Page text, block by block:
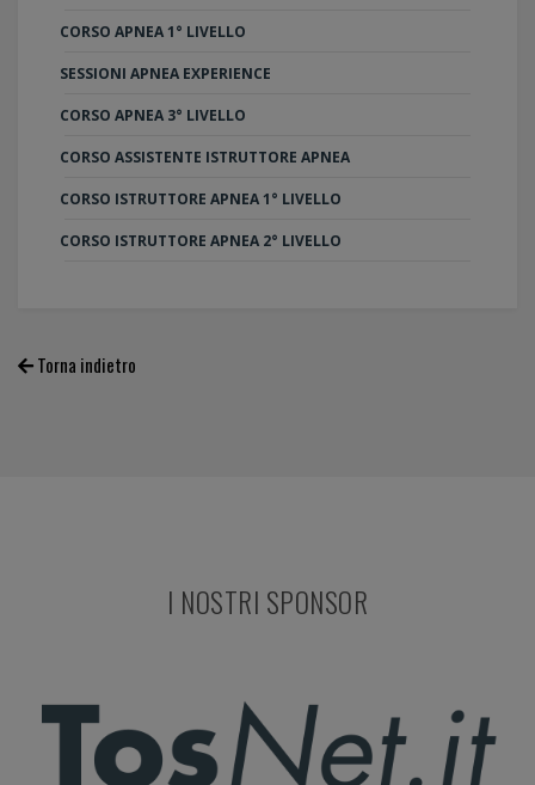
CORSO APNEA 1° LIVELLO
SESSIONI APNEA EXPERIENCE
CORSO APNEA 3° LIVELLO
CORSO ASSISTENTE ISTRUTTORE APNEA
CORSO ISTRUTTORE APNEA 1° LIVELLO
CORSO ISTRUTTORE APNEA 2° LIVELLO
Torna indietro
I NOSTRI SPONSOR